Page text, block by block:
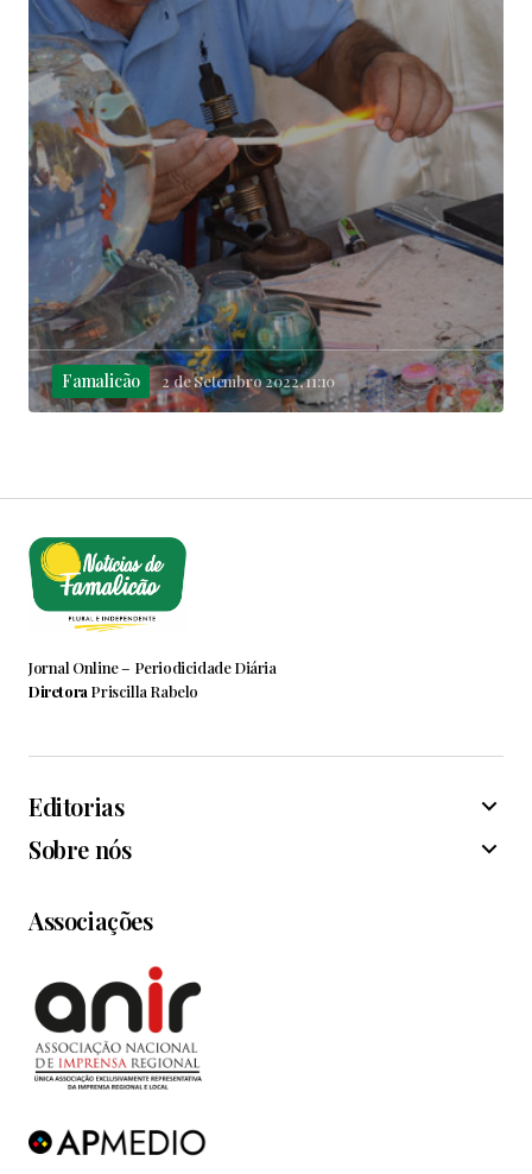
Famalicão 2 de Setembro 2022, 11:10
Jornal Online – Periodicidade Diária
Diretora Priscilla Rabelo
Editorias
Sobre nós
Associações